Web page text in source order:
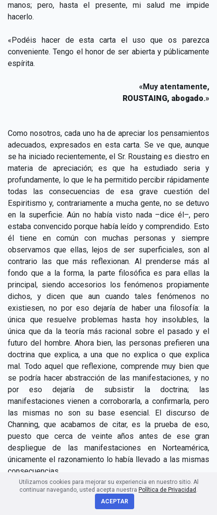
manos; pero, hasta el presente, mi salud me impide
hacerlo.
«Podéis hacer de esta carta el uso que os parezca
conveniente. Tengo el honor de ser abierta y públicamente
espírita.
«Muy atentamente,
ROUSTAING, abogado.»
Como nosotros, cada uno ha de apreciar los pensamientos
adecuados, expresados en esta carta. Se ve que, aunque
se ha iniciado recientemente, el Sr. Roustaing es diestro en
materia de apreciación; es que ha estudiado seria y
profundamente, lo que le ha permitido percibir rápidamente
todas las consecuencias de esa grave cuestión del
Espiritismo y, contrariamente a mucha gente, no se detuvo
en la superficie. Aún no había visto nada –dice él–, pero
estaba convencido porque había leído y comprendido. Esto
él tiene en común con muchas personas y siempre
observamos que ellas, lejos de ser superficiales, son al
contrario las que más reflexionan. Al prenderse más al
fondo que a la forma, la parte filosófica es para ellas la
principal, siendo accesorios los fenómenos propiamente
dichos, y dicen que aun cuando tales fenómenos no
existiesen, no por eso dejaría de haber una filosofía: la
única que resuelve problemas hasta hoy insolubles, la
única que da la teoría más racional sobre el pasado y el
futuro del hombre. Ahora bien, las personas prefieren una
doctrina que explica, a una que no explica o que explica
mal. Todo aquel que reflexione, comprende muy bien que
se podría hacer abstracción de las manifestaciones, y no
por eso dejaría de subsistir la doctrina; las
manifestaciones vienen a corroborarla, a confirmarla, pero
las mismas no son su base esencial. El discurso de
Channing, que acabamos de citar, es la prueba de eso,
puesto que cerca de veinte años antes de ese gran
despliegue de las manifestaciones en Norteamérica,
únicamente el razonamiento lo había llevado a las mismas
consecuencias.
Hay otro punto por el cual también se reconoce al espírita
serio; por las citas que el autor de esta carta hace de los
Utilizamos cookies para mejorar su experiencia en nuestro sitio. Al
continuar navegando, usted acepta nuestra Política de Privacidad .
ACEPTAR